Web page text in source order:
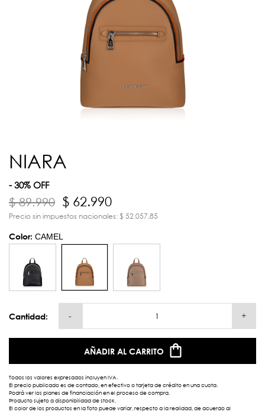
NIARA
- 30% OFF
$ 89.990 $ 62.990
Precio sin impuestos nacionales: $ 52.057,85
Color: CAMEL
Cantidad: - +
AÑADIR AL CARRITO
Todos los valores expresados incluyen IVA.
El precio publicado es de contado, en efectivo o tarjeta de crédito en una cuota.
Podrá ver los planes de financiación en el proceso de compra.
Producto sujeto a disponibilidad de stock.
El color de los productos en la foto puede variar, respecto a la realidad, de acuerdo al